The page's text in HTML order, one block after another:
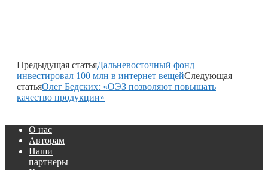
Предыдущая статьяДальневосточный фонд
инвестировал 100 млн в интернет вещейСледующая
статьяОлег Бедских: «ОЭЗ позволяют повышать
качество продукции»
О нас
Авторам
Наши
партнеры